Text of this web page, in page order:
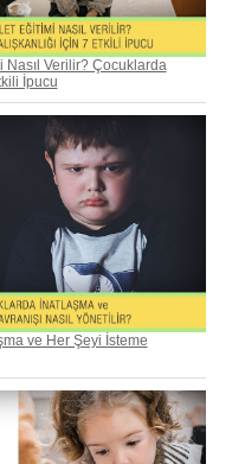
Verilir? Çocuklarda
İpucu
ve Her Şeyi İsteme